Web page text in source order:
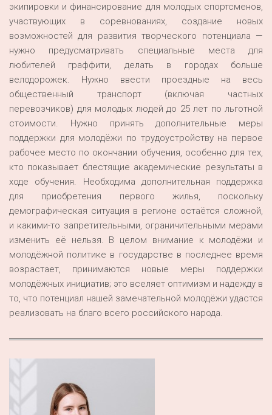
экипировки и финансирование для молодых спортсменов,
участвующих в соревнованиях, создание новых
возможностей для развития творческого потенциала —
нужно предусматривать специальные места для
любителей граффити, делать в городах больше
велодорожек. Нужно ввести проездные на весь
общественный транспорт (включая частных
перевозчиков) для молодых людей до 25 лет по льготной
стоимости. Нужно принять дополнительные меры
поддержки для молодёжи по трудоустройству на первое
рабочее место по окончании обучения, особенно для тех,
кто показывает блестящие академические результаты в
ходе обучения. Необходима дополнительная поддержка
для приобретения первого жилья, поскольку
демографическая ситуация в регионе остаётся сложной,
и какими-то запретительными, ограничительными мерами
изменить её нельзя. В целом внимание к молодёжи и
молодёжной политике в государстве в последнее время
возрастает, принимаются новые меры поддержки
молодёжных инициатив; это вселяет оптимизм и надежду в
то, что потенциал нашей замечательной молодёжи удастся
реализовать на благо всего российского народа.